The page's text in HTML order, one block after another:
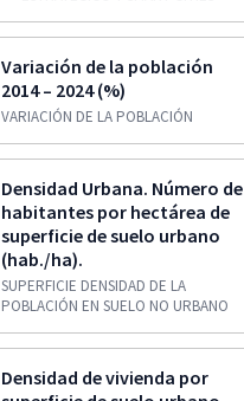
Variación de la población
2014 – 2024 (%)
VARIACIÓN DE LA POBLACIÓN
Densidad Urbana. Número de
habitantes por hectárea de
superficie de suelo urbano
(hab./ha).
SUPERFICIE DENSIDAD DE LA
POBLACIÓN EN SUELO NO URBANO
Densidad de vivienda por